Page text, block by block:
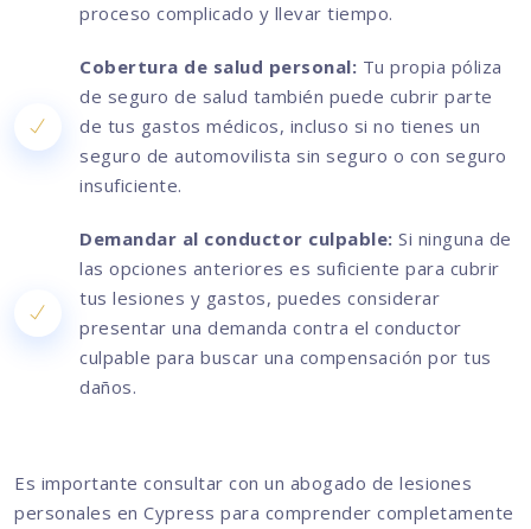
proceso complicado y llevar tiempo.
Cobertura de salud personal: Tu propia póliza
de seguro de salud también puede cubrir parte
de tus gastos médicos, incluso si no tienes un
seguro de automovilista sin seguro o con seguro
insuficiente.
Demandar al conductor culpable: Si ninguna de
las opciones anteriores es suficiente para cubrir
tus lesiones y gastos, puedes considerar
presentar una demanda contra el conductor
culpable para buscar una compensación por tus
daños.
Es importante consultar con un abogado de lesiones
personales en Cypress para comprender completamente